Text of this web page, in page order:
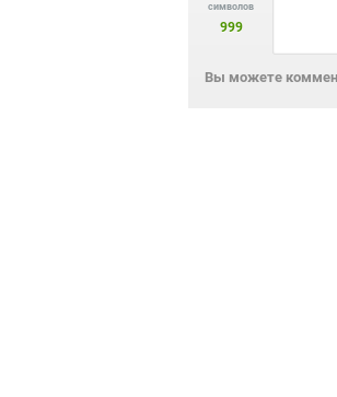
символов
999
Вы можете